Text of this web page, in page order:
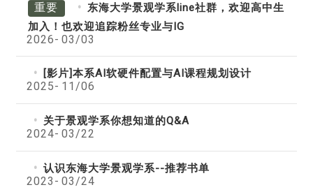
重要
东海大学景观学系line社群，欢迎高中生
加入！也欢迎追踪粉丝专业与IG
2026- 03/03
[影片]本系AI软硬件配置与AI课程规划设计
2025- 11/06
关于景观学系你想知道的Q&A
2024- 03/22
认识东海大学景观学系--推荐书单
2023- 03/24